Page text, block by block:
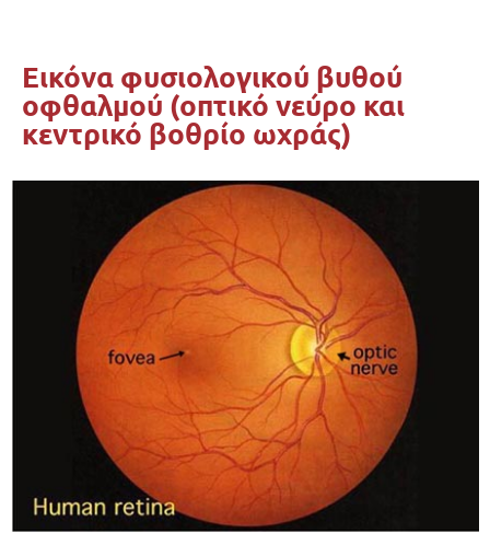
Εικόνα φυσιολογικού βυθού
οφθαλμού (οπτικό νεύρο και
κεντρικό βοθρίο ωχράς)